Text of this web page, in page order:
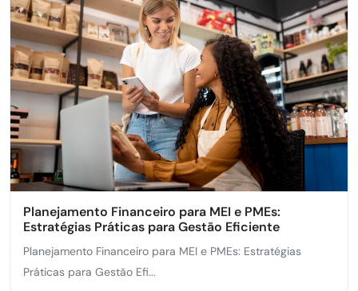
Planejamento Financeiro para MEI e PMEs:
Estratégias Práticas para Gestão Eficiente
Planejamento Financeiro para MEI e PMEs: Estratégias
Práticas para Gestão Efi...